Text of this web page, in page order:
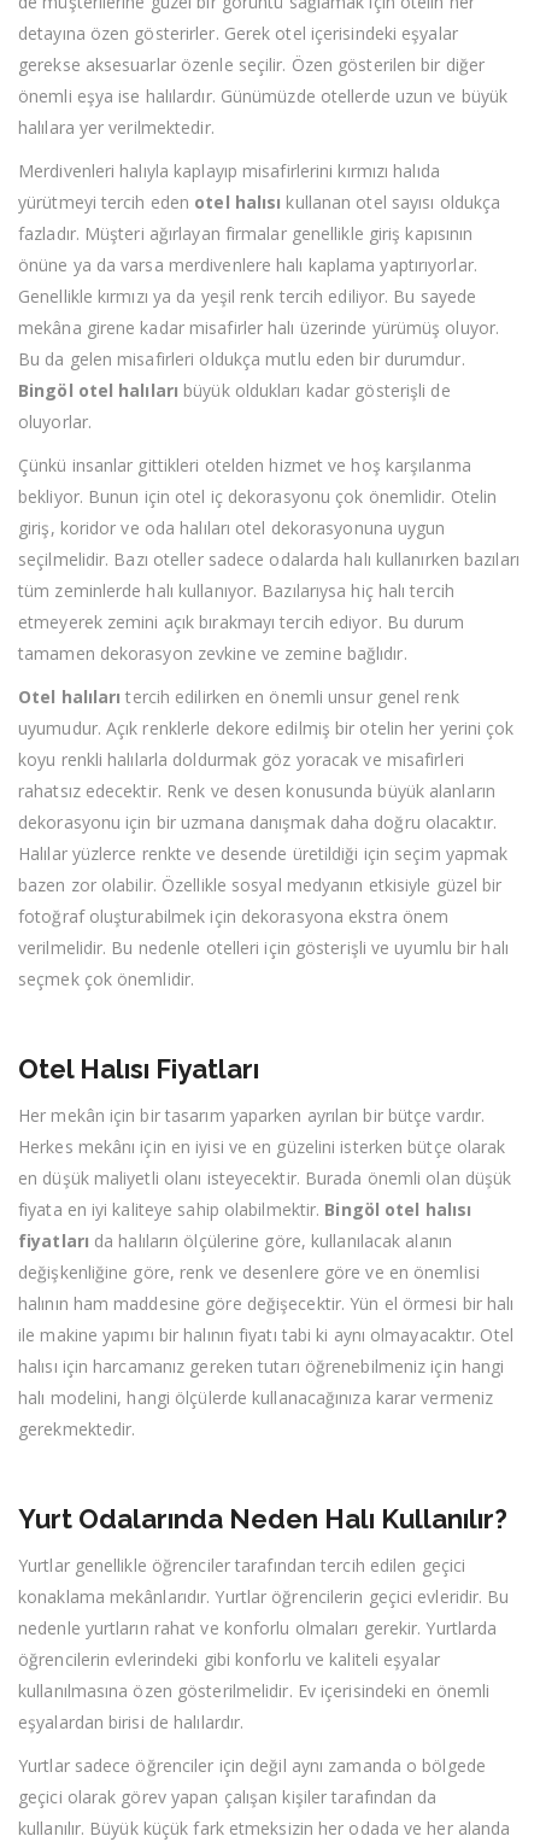
detayına özen gösterirler. Gerek otel içerisindeki eşyalar
gerekse aksesuarlar özenle seçilir. Özen gösterilen bir diğer
önemli eşya ise halılardır. Günümüzde otellerde uzun ve büyük
halılara yer verilmektedir.
Merdivenleri halıyla kaplayıp misafirlerini kırmızı halıda
yürütmeyi tercih eden otel halısı kullanan otel sayısı oldukça
fazladır. Müşteri ağırlayan firmalar genellikle giriş kapısının
önüne ya da varsa merdivenlere halı kaplama yaptırıyorlar.
Genellikle kırmızı ya da yeşil renk tercih ediliyor. Bu sayede
mekâna girene kadar misafirler halı üzerinde yürümüş oluyor.
Bu da gelen misafirleri oldukça mutlu eden bir durumdur.
Bingöl otel halıları büyük oldukları kadar gösterişli de
oluyorlar.
Çünkü insanlar gittikleri otelden hizmet ve hoş karşılanma
bekliyor. Bunun için otel iç dekorasyonu çok önemlidir. Otelin
giriş, koridor ve oda halıları otel dekorasyonuna uygun
seçilmelidir. Bazı oteller sadece odalarda halı kullanırken bazıları
tüm zeminlerde halı kullanıyor. Bazılarıysa hiç halı tercih
etmeyerek zemini açık bırakmayı tercih ediyor. Bu durum
tamamen dekorasyon zevkine ve zemine bağlıdır.
Otel halılarıtercih edilirken en önemli unsur genel renk
uyumudur. Açık renklerle dekore edilmiş bir otelin her yerini çok
koyu renkli halılarla doldurmak göz yoracak ve misafirleri
rahatsız edecektir. Renk ve desen konusunda büyük alanların
dekorasyonu için bir uzmana danışmak daha doğru olacaktır.
Halılar yüzlerce renkte ve desende üretildiği için seçim yapmak
bazen zor olabilir. Özellikle sosyal medyanın etkisiyle güzel bir
fotoğraf oluşturabilmek için dekorasyona ekstra önem
verilmelidir. Bu nedenle otelleri için gösterişli ve uyumlu bir halı
seçmek çok önemlidir.
Otel Halısı Fiyatları
Her mekân için bir tasarım yaparken ayrılan bir bütçe vardır.
Herkes mekânı için en iyisi ve en güzelini isterken bütçe olarak
en düşük maliyetli olanı isteyecektir. Burada önemli olan düşük
fiyata en iyi kaliteye sahip olabilmektir. Bingöl otel halısı
fiyatları da halıların ölçülerine göre, kullanılacak alanın
değişkenliğine göre, renk ve desenlere göre ve en önemlisi
halının ham maddesine göre değişecektir. Yün el örmesi bir halı
ile makine yapımı bir halının fiyatı tabi ki aynı olmayacaktır. Otel
halısı için harcamanız gereken tutarı öğrenebilmeniz için hangi
halı modelini, hangi ölçülerde kullanacağınıza karar vermeniz
gerekmektedir.
Yurt Odalarında Neden Halı Kullanılır?
Yurtlar genellikle öğrenciler tarafından tercih edilen geçici
konaklama mekânlarıdır. Yurtlar öğrencilerin geçici evleridir. Bu
nedenle yurtların rahat ve konforlu olmaları gerekir. Yurtlarda
öğrencilerin evlerindeki gibi konforlu ve kaliteli eşyalar
kullanılmasına özen gösterilmelidir. Ev içerisindeki en önemli
eşyalardan birisi de halılardır.
Yurtlar sadece öğrenciler için değil aynı zamanda o bölgede
geçici olarak görev yapan çalışan kişiler tarafından da
kullanılır. Büyük küçük fark etmeksizin her odada ve her alanda